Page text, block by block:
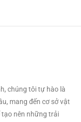
chúng tôi tự hào là
mang đến cơ sở vật
tạo nên những trải